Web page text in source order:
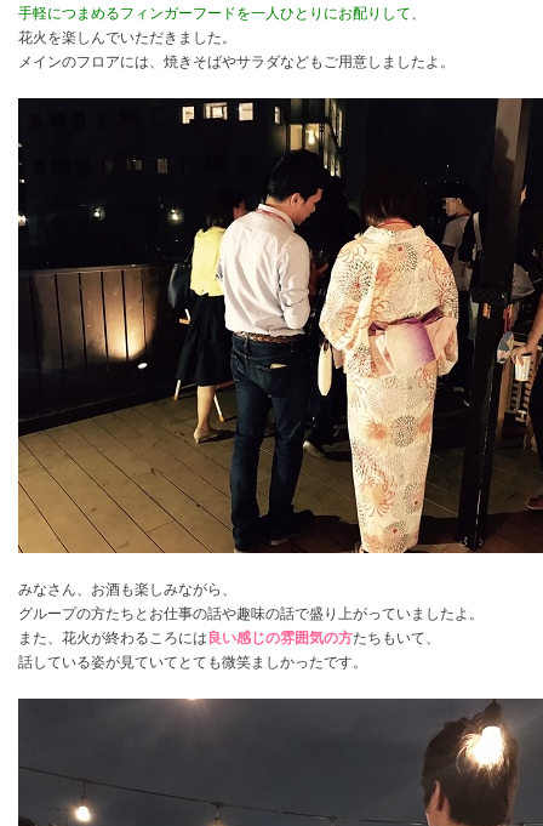
手軽につまめるフィンガーフードを一人ひとりにお配りして、
花火を楽しんでいただきました。
メインのフロアには、焼きそばやサラダなどもご用意しましたよ。
みなさん、お酒も楽しみながら、
グループの方たちとお仕事の話や趣味の話で盛り上がっていましたよ。
また、花火が終わるころには 良い感じの雰囲気の方たちもいて、
話している姿が見ていてとても微笑ましかったです。